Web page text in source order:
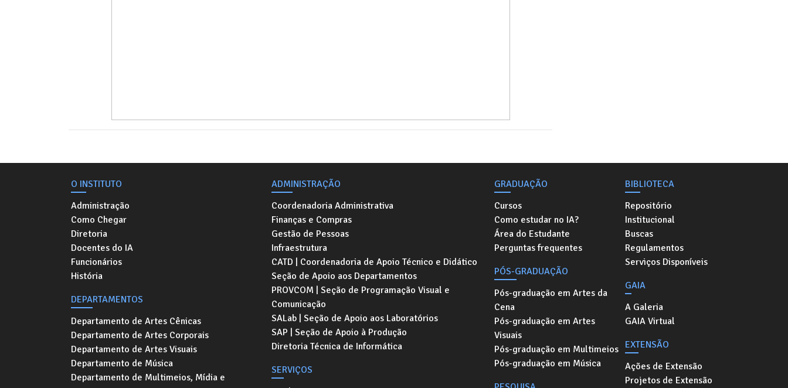
O INSTITUTO
Administração
Como Chegar
Diretoria
Docentes do IA
Funcionários
História
DEPARTAMENTOS
Departamento de Artes Cênicas
Departamento de Artes Corporais
Departamento de Artes Visuais
Departamento de Música
Departamento de Multimeios, Mídia e
ADMINISTRAÇÃO
Coordenadoria Administrativa
Finanças e Compras
Gestão de Pessoas
Infraestrutura
CATD | Coordenadoria de Apoio Técnico e Didático
Seção de Apoio aos Departamentos
PROVCOM | Seção de Programação Visual e
Comunicação
SALab | Seção de Apoio aos Laboratórios
SAP | Seção de Apoio à Produção
Diretoria Técnica de Informática
SERVIÇOS
GRADUAÇÃO
Cursos
Como estudar no IA?
Área do Estudante
Perguntas frequentes
PÓS-GRADUAÇÃO
Pós-graduação em Artes da
Cena
Pós-graduação em Artes
Visuais
Pós-graduação em Multimeios
Pós-graduação em Música
BIBLIOTECA
Repositório
Institucional
Buscas
Regulamentos
Serviços Disponíveis
GAIA
A Galeria
GAIA Virtual
EXTENSÃO
Ações de Extensão
Projetos de Extensão